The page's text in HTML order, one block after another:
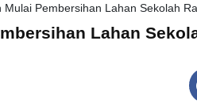
Mulai Pembersihan Lahan Sekolah
Lahan